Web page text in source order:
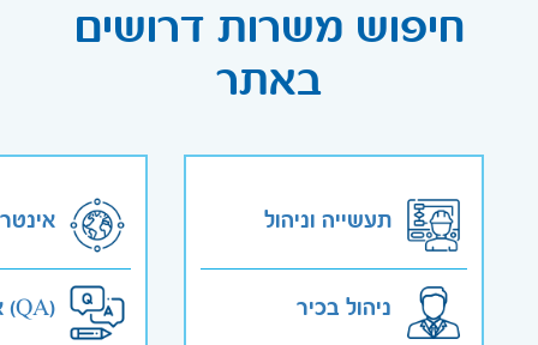
חיפוש משרות דרושים
באתר
תעשייה וניהול
ניהול בכיר אבטחת איכות (QA)